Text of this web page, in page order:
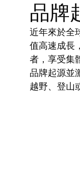
品牌
近年來於全
值高速成長
者，享受集
品牌起源並
越野、登山